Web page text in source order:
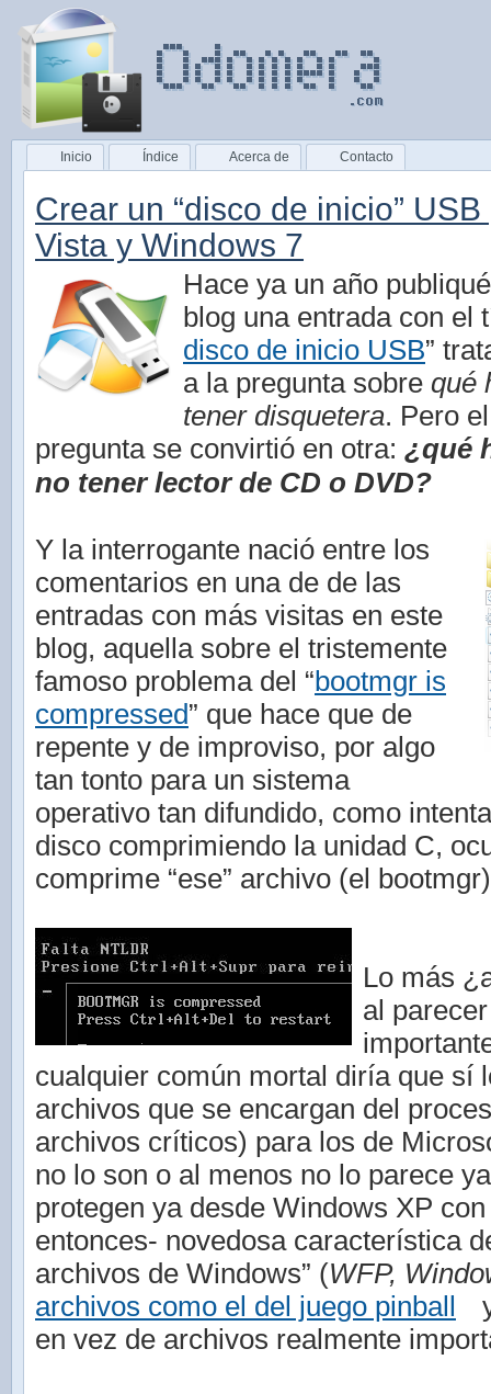
Inicio Índice Acerca de Contacto
Crear un “disco de inicio”
Vista y Windows 7
Hace ya un año
blog una entrada con el
disco de inicio USB”
a la pregunta sobre qué
tener disquetera. Pero
pregunta se convirtió en otra: ¿qué
no tener lector de CD o DVD?
Y la interrogante nació entre los
comentarios en una de de las
entradas con más visitas en este
blog, aquella sobre el tristemente
famoso problema del “bootmgr is
compressed” que hace que de
repente y de improviso, por algo
tan tonto para un sistema
operativo tan difundido, como
disco comprimiendo la unidad C,
comprime “ese” archivo (el
Lo más
al
cualquier común mortal diría que sí
archivos que se encargan del
archivos críticos) para los de
no lo son o al menos no lo parece
protegen ya desde Windows XP
entonces- novedosa característica
archivos de Windows” (WFP,
archivos como el del juego pinball
en vez de archivos realmente